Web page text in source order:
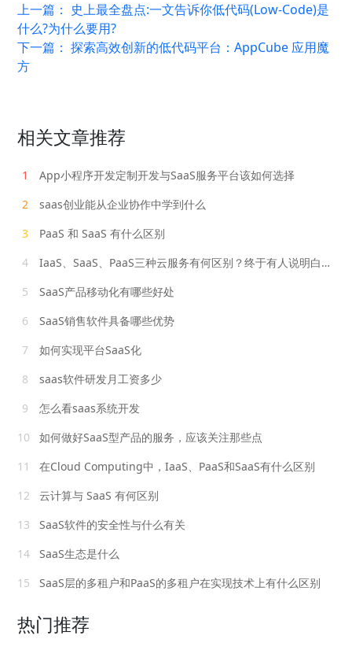
上一篇： 史上最全盘点:一文告诉你低代码(Low-Code)是
什么?为什么要用?
下一篇：探索高效创新的低代码平台：AppCube 应用魔
方
相关文章推荐
1
App小程序开发定制开发与SaaS服务平台该如何选择
2
saas创业能从企业协作中学到什么
3
PaaS 和 SaaS 有什么区别
4
IaaS、SaaS、PaaS三种云服务有何区别？终于有人说明白了！
5
SaaS产品移动化有哪些好处
6
SaaS销售软件具备哪些优势
7
如何实现平台SaaS化
8
saas软件研发月工资多少
9
怎么看saas系统开发
10
如何做好SaaS型产品的服务，应该关注那些点
11
在Cloud Computing中，IaaS、PaaS和SaaS有什么区别
12
云计算与 SaaS 有何区别
13
SaaS软件的安全性与什么有关
14
SaaS生态是什么
15
SaaS层的多租户和PaaS的多租户在实现技术上有什么区别
热门推荐